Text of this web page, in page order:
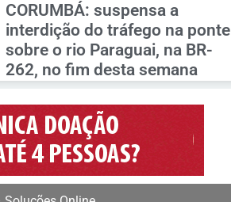
CORUMBÁ: suspensa a
interdição do tráfego na ponte
sobre o rio Paraguai, na BR-
262, no fim desta semana